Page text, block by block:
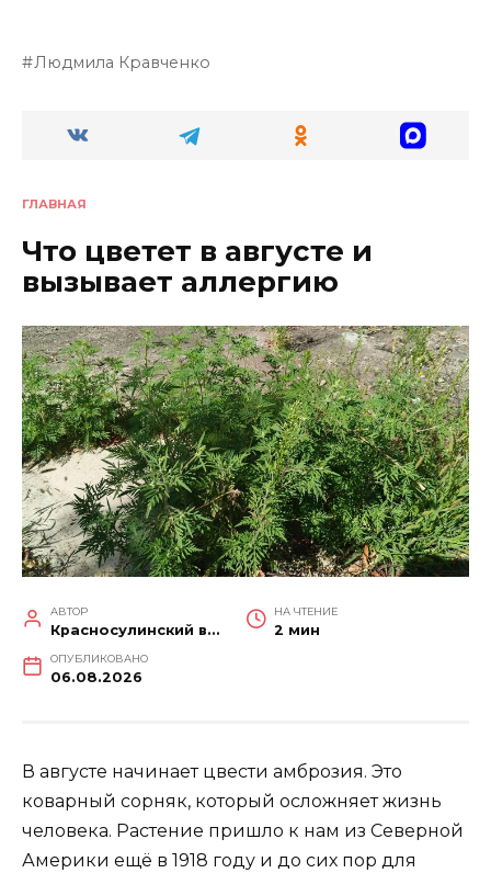
Людмила Кравченко
ГЛАВНАЯ
Что цветет в августе и
вызывает аллергию
АВТОР
Красносулинский вестник
НА ЧТЕНИЕ
2 мин
ОПУБЛИКОВАНО
06.08.2026
В августе начинает цвести амброзия. Это
коварный сорняк, который осложняет жизнь
человека. Растение пришло к нам из Северной
Америки ещё в 1918 году и до сих пор для